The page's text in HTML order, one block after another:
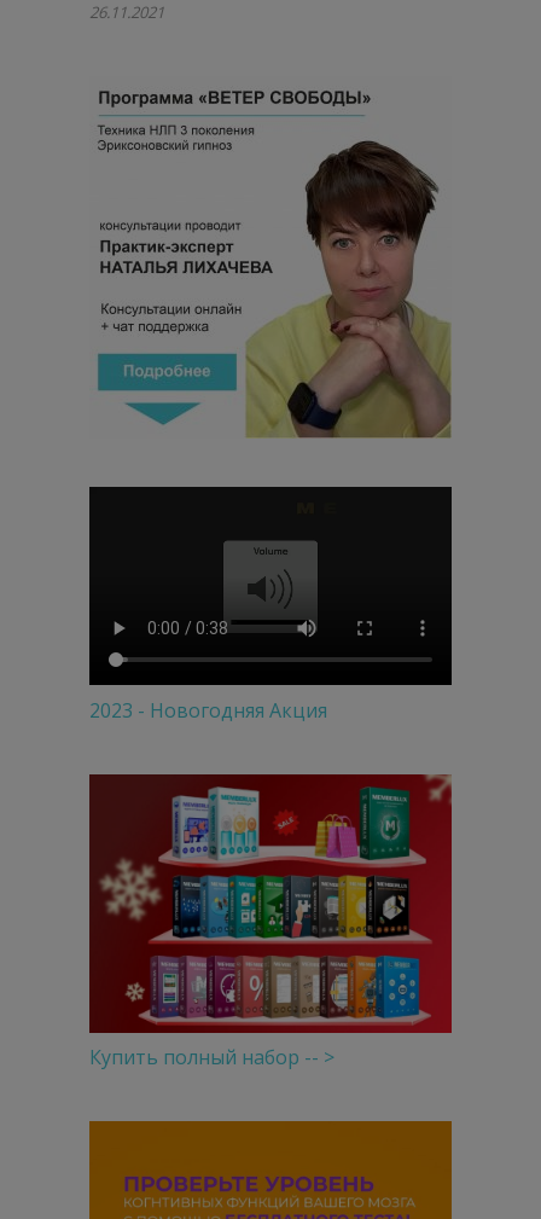
26.11.2021
2023 - Новогодняя Акция
Купить полный набор -- >